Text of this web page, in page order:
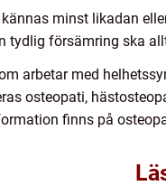
minst likadan
tydlig försämring ska
arbetar med
osteopati,
finns på